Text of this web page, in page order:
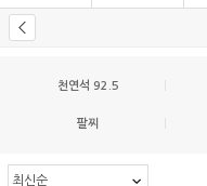
천연석 92.5
팔찌